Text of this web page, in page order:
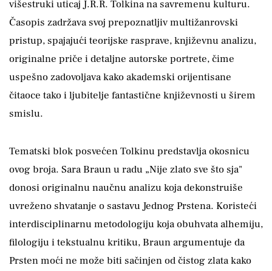
višestruki uticaj J.R.R. Tolkina na savremenu kulturu.
Časopis zadržava svoj prepoznatljiv multižanrovski
pristup, spajajući teorijske rasprave, književnu analizu,
originalne priče i detaljne autorske portrete, čime
uspešno zadovoljava kako akademski orijentisane
čitaoce tako i ljubitelje fantastične književnosti u širem
smislu.
Tematski blok posvećen Tolkinu predstavlja okosnicu
ovog broja. Sara Braun u radu „Nije zlato sve što sja"
donosi originalnu naučnu analizu koja dekonstruiše
uvreženo shvatanje o sastavu Jednog Prstena. Koristeći
interdisciplinarnu metodologiju koja obuhvata alhemiju,
filologiju i tekstualnu kritiku, Braun argumentuje da
Prsten moći ne može biti sačinjen od čistog zlata kako